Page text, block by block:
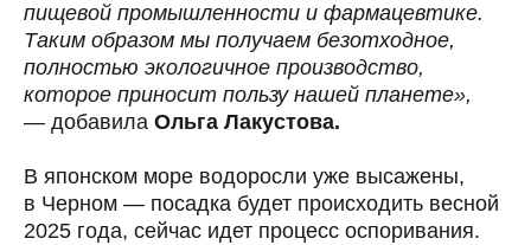
пищевой промышленности и фармацевтике.
Таким образом мы получаем безотходное,
полностью экологичное производство,
которое приносит пользу нашей планете»,
— добавила Ольга Лакустова.
В японском море водоросли уже высажены,
в Черном — посадка будет происходить весной
2025 года, сейчас идет процесс оспоривания.